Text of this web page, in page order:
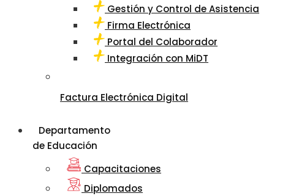
Gestión y Control de Asistencia
Firma Electrónica
Portal del Colaborador
Integración con MiDT
Factura Electrónica Digital
Departamento
de Educación
Capacitaciones
Diplomados